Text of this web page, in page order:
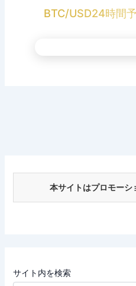
BTC/USD24時間
本サイトはプロモーシ
サイト内を検索